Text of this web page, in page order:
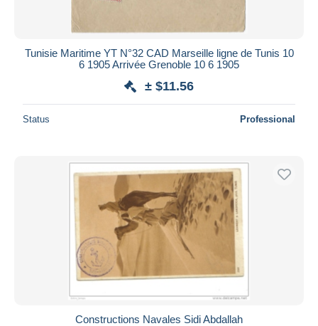
Tunisie Maritime YT N°32 CAD Marseille ligne de Tunis 10
6 1905 Arrivée Grenoble 10 6 1905
± $11.56
Status Professional
Constructions Navales Sidi Abdallah